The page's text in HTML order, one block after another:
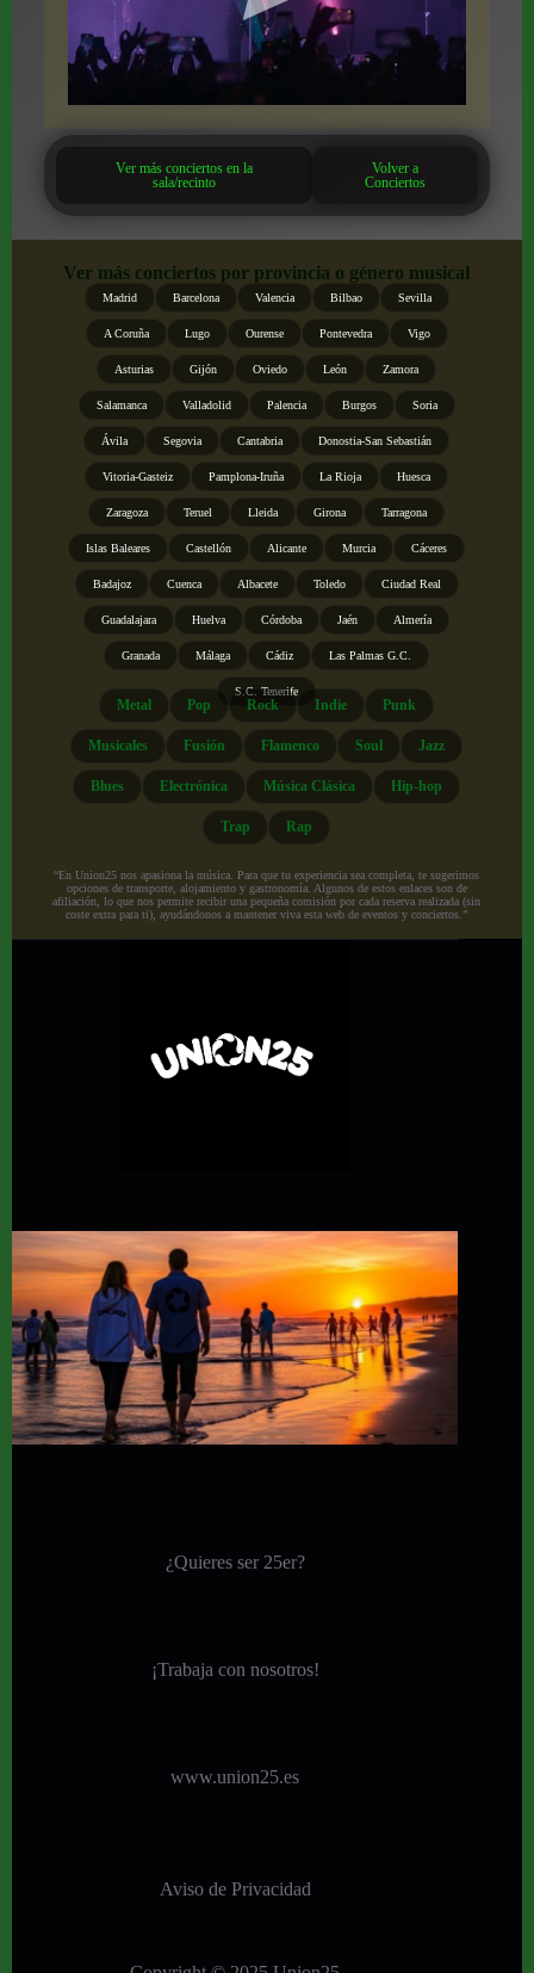
Ver más conciertos en la
sala/recinto
Volver a
Conciertos
Ver más conciertos por provincia o género musical
Madrid Barcelona Valencia Bilbao Sevilla
A Coruña Lugo Ourense Pontevedra Vigo
Asturias Gijón Oviedo León Zamora
Salamanca Valladolid Palencia Burgos Soria
Ávila Segovia Cantabria Donostia-San Sebastián
Vitoria-Gasteiz Pamplona-Iruña La Rioja Huesca
Zaragoza Teruel Lleida Girona Tarragona
Islas Baleares Castellón Alicante Murcia Cáceres
Badajoz Cuenca Albacete Toledo Ciudad Real
Guadalajara Huelva Córdoba Jaén Almería
Granada Málaga Cádiz Las Palmas G.C.
S.C. Tenerife
Metal Pop Rock Indie Punk
Musicales Fusión Flamenco Soul Jazz
Blues Electrónica Música Clásica Hip-hop
Trap Rap
“En Union25 nos apasiona la música. Para que tu experiencia sea completa, te sugerimos
opciones de transporte, alojamiento y gastronomía. Algunos de estos enlaces son de
afiliación, lo que nos permite recibir una pequeña comisión por cada reserva realizada (sin
coste extra para ti), ayudándonos a mantener viva esta web de eventos y conciertos.”
¿Quieres ser 25er?
¡Trabaja con nosotros!
www.union25.es
Aviso de Privacidad